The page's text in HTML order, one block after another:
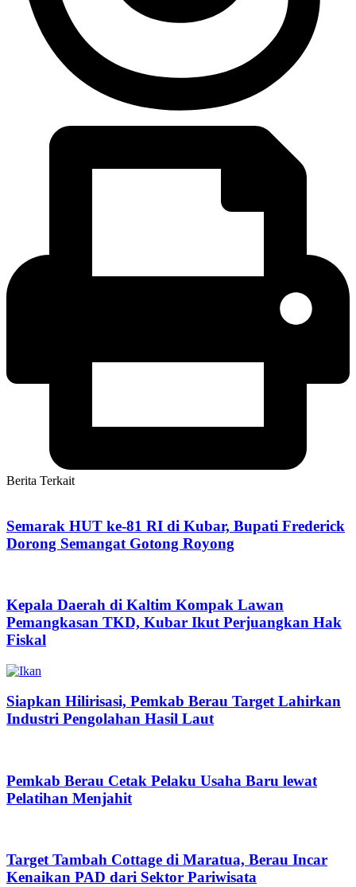
Berita Terkait
Semarak HUT ke-81 RI di Kubar, Bupati Frederick
Dorong Semangat Gotong Royong
Kepala Daerah di Kaltim Kompak Lawan
Pemangkasan TKD, Kubar Ikut Perjuangkan Hak
Fiskal
Siapkan Hilirisasi, Pemkab Berau Target Lahirkan
Industri Pengolahan Hasil Laut
Pemkab Berau Cetak Pelaku Usaha Baru lewat
Pelatihan Menjahit
Target Tambah Cottage di Maratua, Berau Incar
Kenaikan PAD dari Sektor Pariwisata